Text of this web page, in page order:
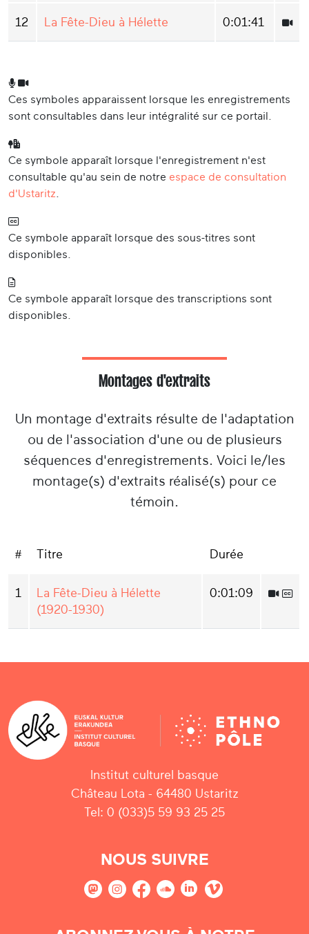
12 La Fête-Dieu à Hélette 0:01:41
Ces symboles apparaissent lorsque les enregistrements
sont consultables dans leur intégralité sur ce portail.
Ce symbole apparaît lorsque l'enregistrement n'est
consultable qu'au sein de notre espace de consultation
d'Ustaritz
Ce symbole apparaît lorsque des sous-titres sont
disponibles.
Ce symbole apparaît lorsque des transcriptions sont
disponibles.
Montages d'extraits
Un montage d'extraits résulte de l'adaptation
ou de l'association d'une ou de plusieurs
séquences d'enregistrements. Voici le/les
montage(s) d'extraits réalisé(s) pour ce
témoin.
# Titre Durée
1
La Fête-Dieu à Hélette
(1920-1930)
0:01:09
Institut culturel basque
Château Lota - 64480 Ustaritz
Tel: 0 (033)5 59 93 25 25
NOUS SUIVRE